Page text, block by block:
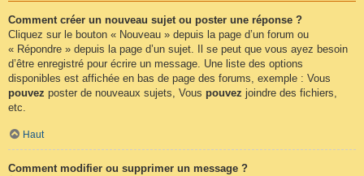
Comment créer un nouveau sujet ou poster une réponse ?
Cliquez sur le bouton « Nouveau » depuis la page d’un forum ou
« Répondre » depuis la page d’un sujet. Il se peut que vous ayez besoin
d’être enregistré pour écrire un message. Une liste des options
disponibles est affichée en bas de page des forums, exemple : Vous
pouvez poster de nouveaux sujets, Vous pouvez joindre des fichiers,
etc.
Haut
Comment modifier ou supprimer un message ?